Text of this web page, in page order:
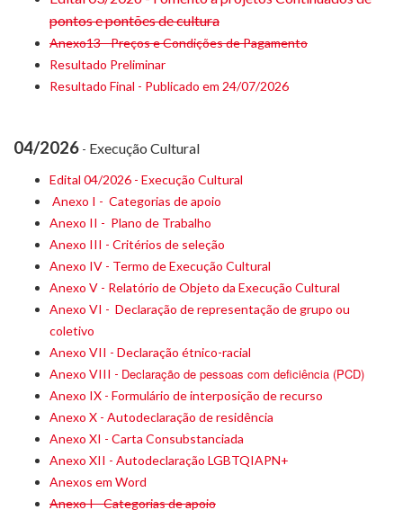
pontos e pontões de cultura
Anexo13 - Preços e Condições de Pagamento
Resultado Preliminar
Resultado Final - Publicado em 24/07/2026
04/2026 - Execução Cultural
Edital 04/2026 - Execução Cultural
Anexo I - Categorias de apoio
Anexo II - Plano de Trabalho
Anexo III - Critérios de seleção
Anexo IV - Termo de Execução Cultural
Anexo V - Relatório de Objeto da Execução Cultural
Anexo VI - Declaração de representação de grupo ou
coletivo
Anexo VII - Declaração étnico-racial
Anexo VIII - Declaração de pessoas com deficiência (PCD)
Anexo IX - Formulário de interposição de recurso
Anexo X - Autodeclaração de residência
Anexo XI - Carta Consubstanciada
Anexo XII - Autodeclaração LGBTQIAPN+
Anexos em Word
Anexo I - Categorias de apoio